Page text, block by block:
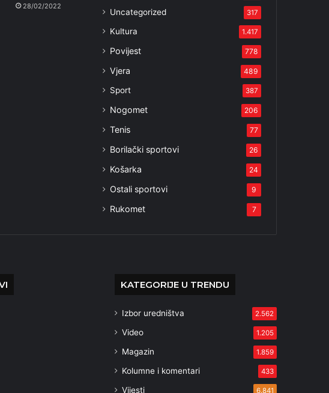
28/02/2022
Uncategorized 317
Kultura 1.417
Povijest 778
Vjera 489
Sport 387
Nogomet 206
Tenis 77
Borilački sportovi 26
Košarka 24
Ostali sportovi 9
Rukomet 7
KATEGORIJE U TRENDU
Izbor uredništva 2.562
Video 1.205
Magazin 1.859
Kolumne i komentari 433
Vijesti 6.841